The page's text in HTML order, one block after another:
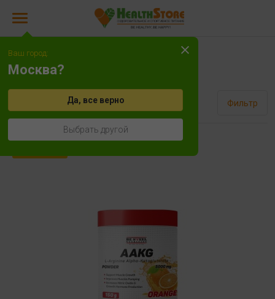
Сортировать Фильтр
Ваш город:
Москва?
Да, все верно
Выбрать другой